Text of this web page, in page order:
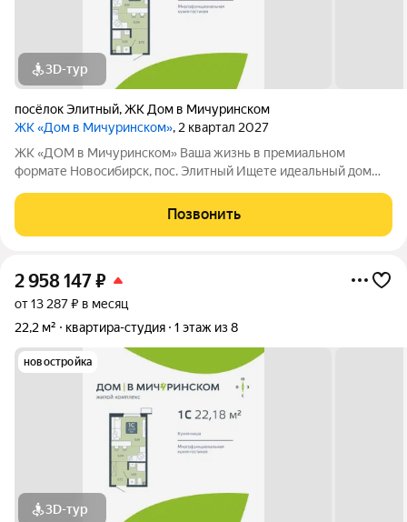
3D-тур
посёлок Элитный,ЖК Дом в Мичуринском
ЖК «Дом в Мичуринском», 2 квартал 2027
ЖК «ДОМ в Мичуринском» Ваша жизнь в премиальном
формате Новосибирск, пос. Элитный Ищете идеальный дом
Уютный посёлок Элитный. Зелёная, тихая и перспективная
локация с хорошей транспортной
Позвонить
2 958 147₽
от 13 287 ₽ в месяц
22,2 м²
квартира-студия 1 этаж из 8
новостройка
3D-тур